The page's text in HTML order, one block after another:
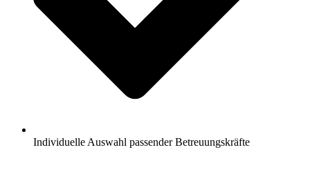
Individuelle Auswahl passender Betreuungskräfte